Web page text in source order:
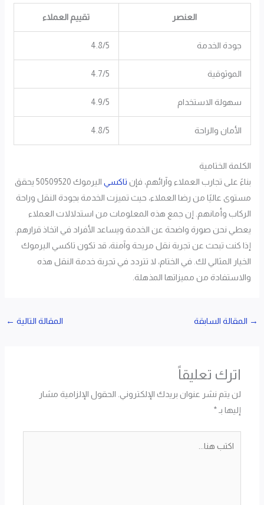
العنصر تقييم العملاء
جودة الخدمة 4.8/5
الموثوقية 4.7/5
سهولة الاستخدام 4.9/5
الأمان والراحة 4.8/5
الكلمة الختامية
بناءً على تجارب العملاء وآرائهم، فإن تاكسي
اليرموك 50509520 يحقق
مستوى عاليًا من رضا العملاء، حيث تميزت الخدمة بجودة النقل وراحة
الركاب وأمانهم. إن جمع هذه المعلومات من استدلالات العملاء
يعطي نحن صورة واضحة عن الخدمة ويساعد الأفراد في اتخاذ قرارهم.
إذا كنت تبحث عن تجربة نقل مريحة وآمنة، قد تكون تاكسي اليرموك
الخيار المثالي لك. في الختام، لا تتردد في تجربة خدمة النقل هذه
والاستفادة من مميزاتها المذهلة.
→ المقالة السابقة المقالة التالية ←
اترك تعليقاً
لن يتم نشر عنوان بريدك الإلكتروني. الحقول الإلزامية مشار
إليها بـ*